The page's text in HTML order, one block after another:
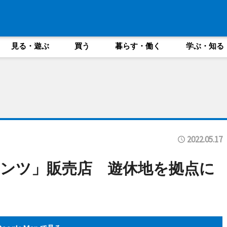
見る・遊ぶ 買う 暮らす・働く 学ぶ・知る
2022.05.17
ツ」販売店 遊休地を拠点に